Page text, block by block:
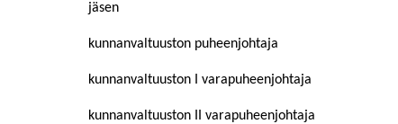
jäsen
kunnanvaltuuston puheenjohtaja
kunnanvaltuuston I varapuheenjohtaja
kunnanvaltuuston II varapuheenjohtaja